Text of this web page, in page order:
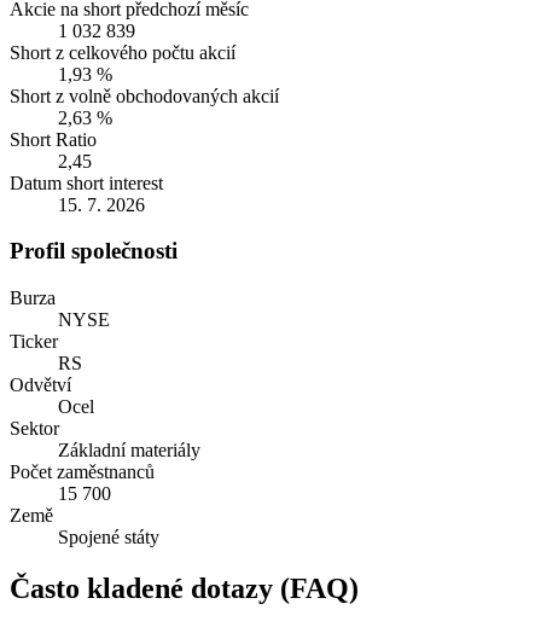
Akcie na short předchozí měsíc
1 032 839
Short z celkového počtu akcií
1,93 %
Short z volně obchodovaných akcií
2,63 %
Short Ratio
2,45
Datum short interest
15. 7. 2026
Profil společnosti
Burza
NYSE
Ticker
RS
Odvětví
Ocel
Sektor
Základní materiály
Počet zaměstnanců
15 700
Země
Spojené státy
Často kladené dotazy (FAQ)